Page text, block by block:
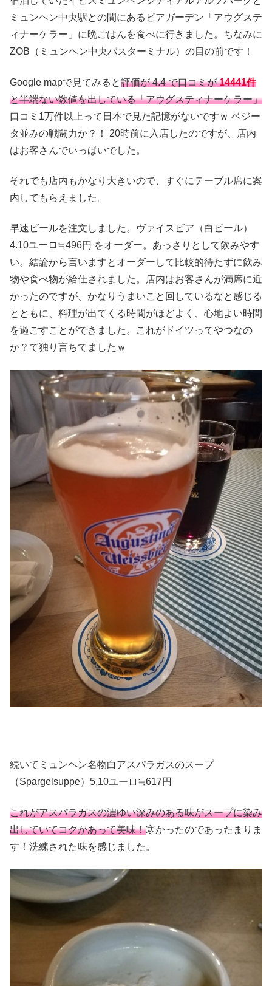
ミュンヘン中央駅との間にあるビアガーデン「アウグステ
ィナーケラー」に晩ごはんを食べに行きました。ちなみに
ZOB（ミュンヘン中央バスターミナル）の目の前です！
Google mapで見てみると評価が 4.4 で口コミが14441件
と半端ない数値を出している「アウグスティナーケラー」
口コミ1万件以上って日本で見た記憶がないですｗ ベジー
タ並みの戦闘力か？！ 20時前に入店したのですが、店内
はお客さんでいっぱいでした。
それでも店内もかなり大きいので、すぐにテーブル席に案
内してもらえました。
早速ビールを注文しました。ヴァイスビア（白ビール）
4.10ユーロ≒496円 をオーダー。あっさりとして飲みやす
い。結論から言いますとオーダーして比較的待たずに飲み
物や食べ物が給仕されました。店内はお客さんが満席に近
かったのですが、かなりうまいこと回しているなと感じる
とともに、料理が出てくる時間がほどよく、心地よい時間
を過ごすことができました。これがドイツってやつなの
か？て独り言ちてましたｗ
続いてミュンヘン名物白アスパラガスのスープ
（Spargelsuppe）5.10ユーロ≒617円
これがアスパラガスの濃ゆい深みのある味がスープに染み
出していてコクがあって美味！寒かったのであったまりま
す！洗練された味を感じました。